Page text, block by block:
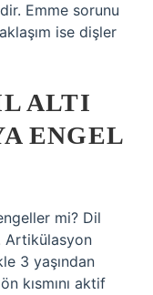
Emme sorunu
ise dişler
ALTI
ENGEL
mi? Dil
Artikülasyon
3 yaşından
kısmını aktif